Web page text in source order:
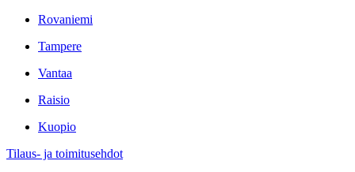
Rovaniemi
Tampere
Vantaa
Raisio
Kuopio
Tilaus- ja toimitusehdot